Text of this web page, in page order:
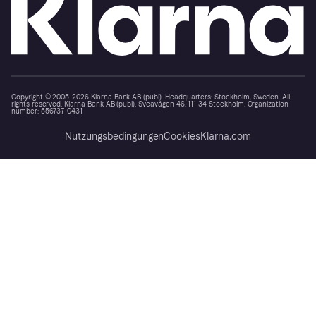
Copyright © 2005-2026 Klarna Bank AB (publ). Headquarters: Stockholm, Sweden. All
rights reserved. Klarna Bank AB (publ). Sveavägen 46, 111 34 Stockholm. Organization
number: 556737-0431
NutzungsbedingungenCookiesKlarna.com